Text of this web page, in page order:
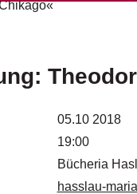
05.10 2018
19:00
Bücheria
hasslau-